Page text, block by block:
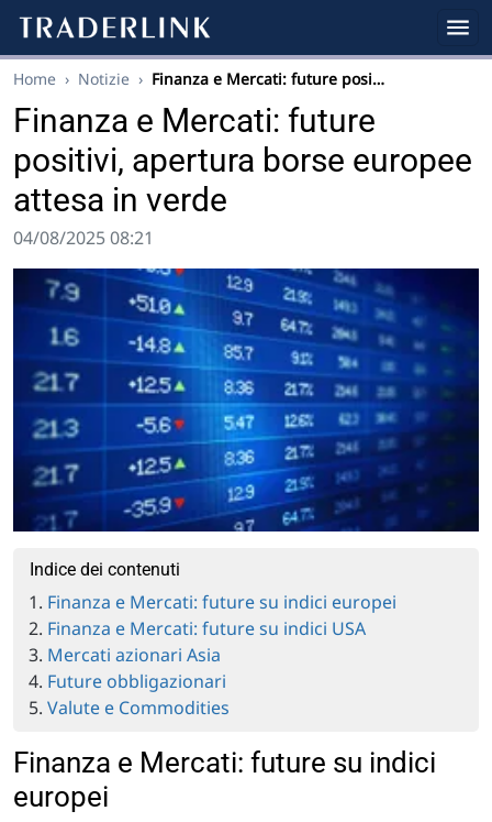
Home › Notizie › Finanza e Mercati: future posi…
Finanza e Mercati: future
positivi, apertura borse europee
attesa in verde
04/08/2025 08:21
Indice dei contenuti
Finanza e Mercati: future su indici europei
Finanza e Mercati: future su indici USA
Mercati azionari Asia
Future obbligazionari
Valute e Commodities
Finanza e Mercati: future su indici
europei